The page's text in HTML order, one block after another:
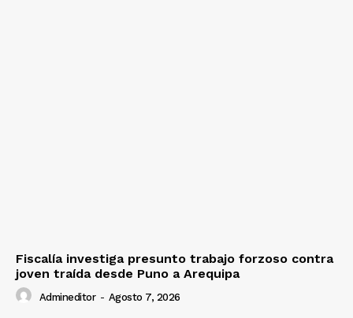
Fiscalía investiga presunto trabajo forzoso contra
joven traída desde Puno a Arequipa
Admineditor - Agosto 7, 2026